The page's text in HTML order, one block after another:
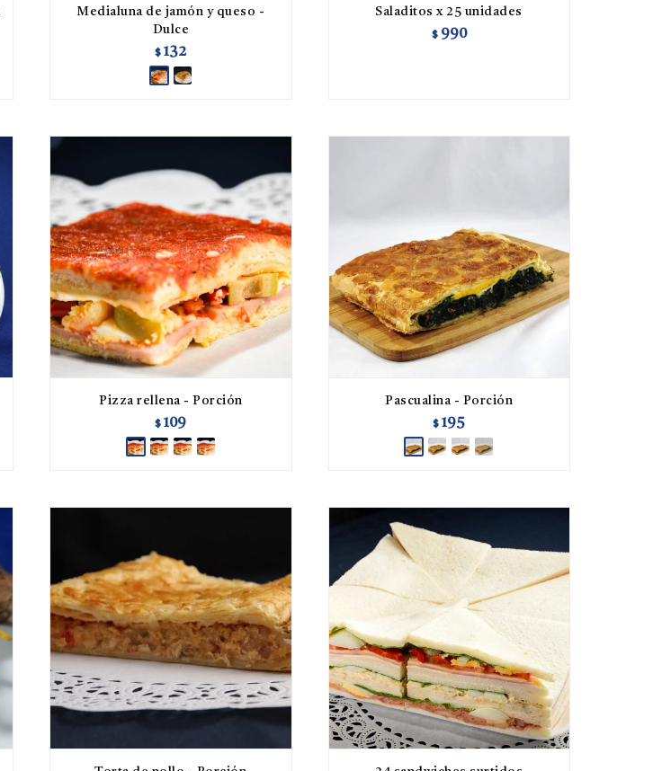
Medialuna de jamón y queso -
Dulce
$ 132
Saladitos x 25 unidades
$ 990
Pizza rellena - Porción
$ 109
Pascualina - Porción
$ 195